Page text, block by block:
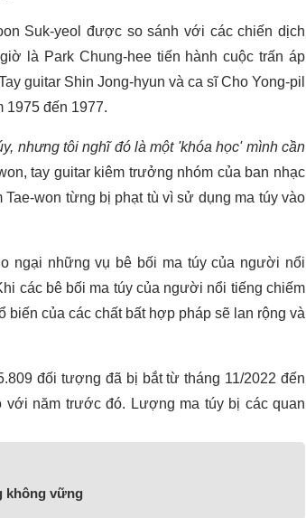
Suk-yeol được so sánh với các chiến dịch
là Park Chung-hee tiến hành cuộc trấn áp
guitar Shin Jong-hyun và ca sĩ Cho Yong-pil
1975 đến 1977.
nhưng tôi nghĩ đó là một 'khóa học' mình cần
tay guitar kiêm trưởng nhóm của ban nhạc
won từng bị phạt tù vì sử dụng ma túy vào
ngại những vụ bê bối ma túy của người nổi
các bê bối ma túy của người nổi tiếng chiếm
biến của các chất bất hợp pháp sẽ lan rộng và
đối tượng đã bị bắt từ tháng 11/2022 đến
với năm trước đó. Lượng ma túy bị các quan
không vững